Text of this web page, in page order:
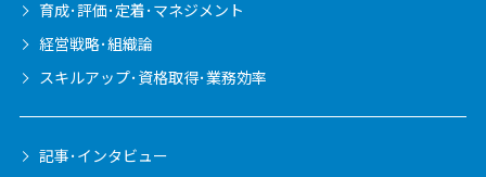
育成･評価･定着･マネジメント
経営戦略･組織論
スキルアップ･資格取得･業務効率
記事･インタビュー